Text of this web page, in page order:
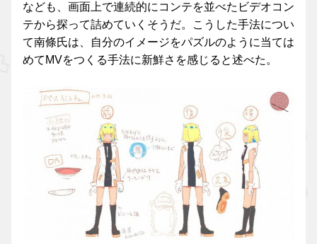
なども、画面上で連続的にコンテを並べたビデオコン
テから探って詰めていくそうだ。こうした手法につい
て南條氏は、自分のイメージをパズルのように当ては
めてMVをつくる手法に新鮮さを感じると述べた。